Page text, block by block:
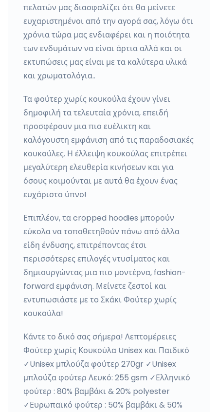
πελατών μας διασφαλίζει ότι θα μείνετε
ευχαριστημένοι από την αγορά σας, λόγω ότι
χρόνια τώρα μας ενδιαφέρει και η ποιότητα
των ενδυμάτων να είναι άρτια αλλά και οι
εκτυπώσεις μας είναι με τα καλύτερα υλικά
και χρωματολόγια..
Τα φούτερ χωρίς κουκούλα έχουν γίνει
δημοφιλή τα τελευταία χρόνια, επειδή
προσφέρουν μια πιο ευέλικτη και
καλόγουστη εμφάνιση από τις παραδοσιακές
κουκούλες. Η έλλειψη κουκούλας επιτρέπει
μεγαλύτερη ελευθερία κινήσεων και για
όσους κοιμούνται με αυτά θα έχουν ένας
ευχάριστο ύπνο!
Επιπλέον, τα cropped hoodies μπορούν
εύκολα να τοποθετηθούν πάνω από άλλα
είδη ένδυσης, επιτρέποντας έτσι
περισσότερες επιλογές ντυσίματος και
δημιουργώντας μια πιο μοντέρνα, fashion-
forward εμφάνιση. Μείνετε ζεστοί και
εντυπωσιάστε με τo Σκάκι Φούτερ χωρίς
κουκούλα!
Κάντε το δικό σας σήμερα! Λεπτομέρειες
Φούτερ χωρίς Κουκούλα Unisex και Παιδικό
✓Unisex μπλούζα φούτερ 270gr ✓Unisex
μπλούζα φούτερ Λευκό: 255 gsm ✓Ελληνικό
φούτερ : 80% βαμβάκι & 20% polyester
✓Ευρωπαϊκό φούτερ : 50% βαμβάκι & 50%